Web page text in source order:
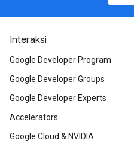
Interaksi
Google Developer Program
Google Developer Groups
Google Developer Experts
Accelerators
Google Cloud & NVIDIA